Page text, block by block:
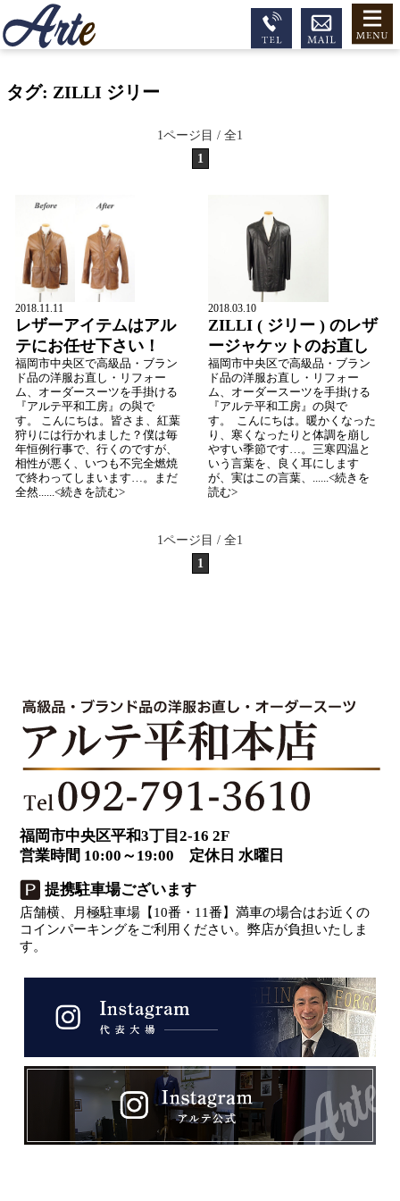
タグ: ZILLI ジリー
1ページ目 / 全1
1
2018.11.11
レザーアイテムはアル
テにお任せ下さい！
福岡市中央区で高級品・ブラン
ド品の洋服お直し・リフォー
ム、オーダースーツを手掛ける
『アルテ平和工房』の與で
す。 こんにちは。皆さま、紅葉
狩りには行かれました？僕は毎
年恒例行事で、行くのですが、
相性が悪く、いつも不完全燃焼
で終わってしまいます…。まだ
全然......<続きを読む>
2018.03.10
ZILLI ( ジリー ) のレザ
ージャケットのお直し
福岡市中央区で高級品・ブラン
ド品の洋服お直し・リフォー
ム、オーダースーツを手掛ける
『アルテ平和工房』の與で
す。 こんにちは。暖かくなった
り、寒くなったりと体調を崩し
やすい季節です…。三寒四温と
いう言葉を、良く耳にします
が、実はこの言葉、......<続きを
読む>
1ページ目 / 全1
1
福岡市中央区平和3丁目2-16 2F
営業時間 10:00～19:00 定休日 水曜日
提携駐車場ございます
店舗横、月極駐車場【10番・11番】満車の場合はお近くの
コインパーキングをご利用ください。弊店が負担いたしま
す。